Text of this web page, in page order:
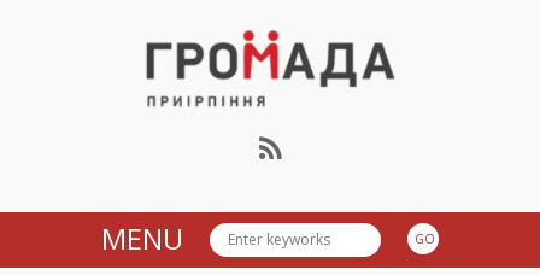
Громада Приірпіння
MENU